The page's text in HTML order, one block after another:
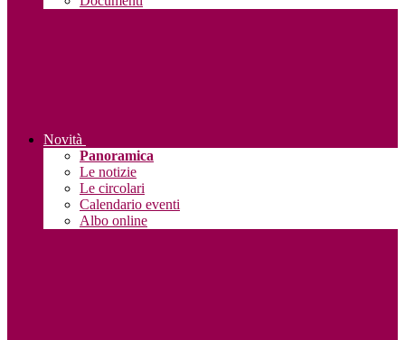
Novità
Panoramica
Le notizie
Le circolari
Calendario eventi
Albo online